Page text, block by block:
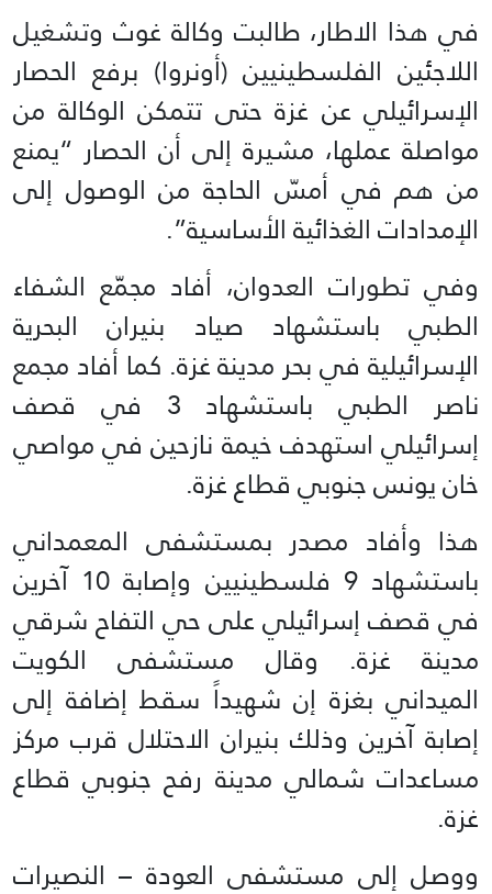
في هذا الاطار، طالبت وكالة غوث وتشغيل
اللاجئين الفلسطينيين (أونروا) برفع الحصار
الإسرائيلي عن غزة حتى تتمكن الوكالة من
مواصلة عملها، مشيرة إلى أن الحصار “يمنع
من هم في أمسّ الحاجة من الوصول إلى
الإمدادات الغذائية الأساسية”.
وفي تطورات العدوان، أفاد مجمّع الشفاء
الطبي باستشهاد صياد بنيران البحرية
الإسرائيلية في بحر مدينة غزة. كما أفاد مجمع
ناصر الطبي باستشهاد 3 في قصف
إسرائيلي استهدف خيمة نازحين في مواصي
خان يونس جنوبي قطاع غزة.
هذا وأفاد مصدر بمستشفى المعمداني
باستشهاد 9 فلسطينيين وإصابة 10 آخرين
في قصف إسرائيلي على حي التفاح شرقي
مدينة غزة. وقال مستشفى الكويت
الميداني بغزة إن شهيداً سقط إضافة إلى
إصابة آخرين وذلك بنيران الاحتلال قرب مركز
مساعدات شمالي مدينة رفح جنوبي قطاع
غزة.
ووصل إلى مستشفى العودة – النصيرات